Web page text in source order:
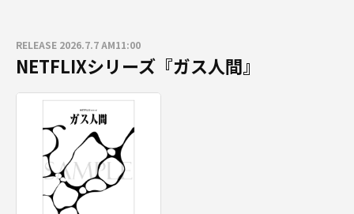
RELEASE 2026.7.7 AM11:00
NETFLIXシリーズ『ガス人間』